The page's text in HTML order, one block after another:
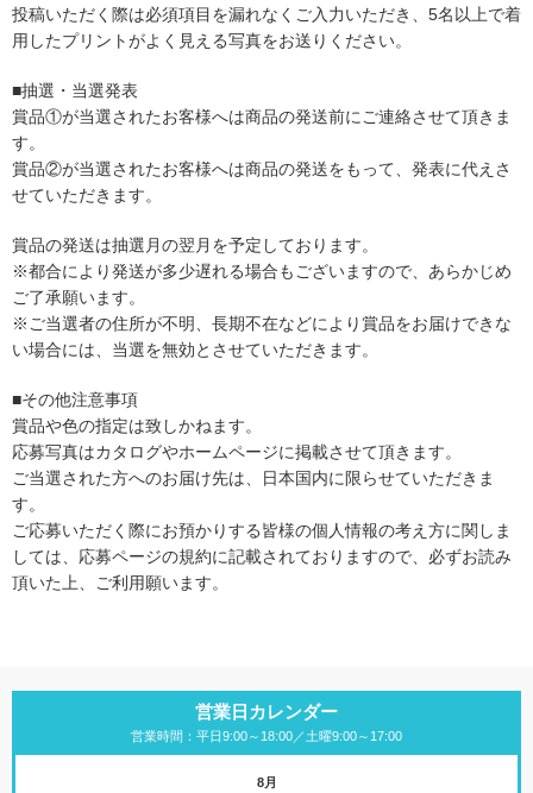
投稿いただく際は必須項目を漏れなくご入力いただき、5名以上で着
用したプリントがよく見える写真をお送りください。
■抽選・当選発表
賞品①が当選されたお客様へは商品の発送前にご連絡させて頂きま
す。
賞品②が当選されたお客様へは商品の発送をもって、発表に代えさ
せていただきます。
賞品の発送は抽選月の翌月を予定しております。
※都合により発送が多少遅れる場合もございますので、あらかじめ
ご了承願います。
※ご当選者の住所が不明、長期不在などにより賞品をお届けできな
い場合には、当選を無効とさせていただきます。
■その他注意事項
賞品や色の指定は致しかねます。
応募写真はカタログやホームページに掲載させて頂きます。
ご当選された方へのお届け先は、日本国内に限らせていただきま
す。
ご応募いただく際にお預かりする皆様の個人情報の考え方に関しま
しては、応募ページの規約に記載されておりますので、必ずお読み
頂いた上、ご利用願います。
営業日カレンダー
営業時間：平日9:00～18:00／土曜9:00～17:00
8月